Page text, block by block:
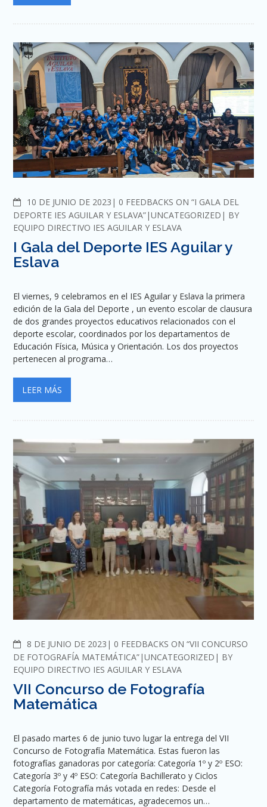
10 DE JUNIO DE 2023 COMMENTS
0 FEEDBACKS ON “I GALA DEL
DEPORTE IES AGUILAR Y ESLAVA” UNCATEGORIZED
BY
EQUIPO DIRECTIVO IES AGUILAR Y ESLAVA
I Gala del Deporte IES Aguilar y
Eslava
El viernes, 9 celebramos en el IES Aguilar y Eslava la primera
edición de la Gala del Deporte , un evento escolar de clausura
de dos grandes proyectos educativos relacionados con el
deporte escolar, coordinados por los departamentos de
Educación Física, Música y Orientación. Los dos proyectos
pertenecen al programa…
LEER MÁS
8 DE JUNIO DE 2023 COMMENTS
0 FEEDBACKS ON “VII CONCURSO
DE FOTOGRAFÍA MATEMÁTICA” UNCATEGORIZED
BY
EQUIPO DIRECTIVO IES AGUILAR Y ESLAVA
VII Concurso de Fotografía
Matemática
El pasado martes 6 de junio tuvo lugar la entrega del VII
Concurso de Fotografía Matemática. Estas fueron las
fotografías ganadoras por categoría: Categoría 1º y 2º ESO:
Categoría 3º y 4º ESO: Categoría Bachillerato y Ciclos
Categoría Fotografía más votada en redes: Desde el
departamento de matemáticas, agradecemos un…